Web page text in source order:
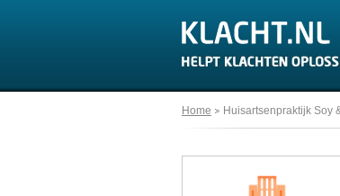
Home Huisartsenpraktijk Soy